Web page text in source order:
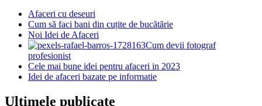
Afaceri cu deseuri
Cum să faci bani din cuțite de bucătărie
Noi Idei de Afaceri
Cum devii fotograf
profesionist
Cele mai bune idei pentru afaceri in 2023
Idei de afaceri bazate pe informatie
Ultimele publicate